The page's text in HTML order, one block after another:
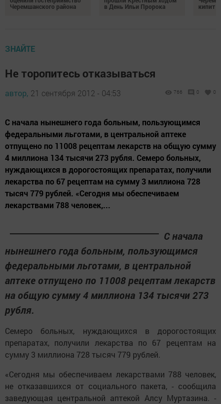
Черемшанского района
в День Ильи Пророка
кипит
ЗНАЙТЕ
Не торопитесь отказываться
автор, 21 сентября 2012 - 04:53 766 0 0
С начала нынешнего года больным, пользующимся
федеральными льготами, в центральной аптеке
отпущено по 11008 рецептам лекарств на общую сумму
4 миллиона 134 тысячи 273 рубля. Семеро больных,
нуждающихся в дорогостоящих препаратах, получили
лекарства по 67 рецептам на сумму 3 миллиона 728
тысяч 779 рублей. «Сегодня мы обеспечиваем
лекарствами 788 человек,...
С начала
нынешнего года больным, пользующимся
федеральными льготами, в центральной
аптеке отпущено по 11008 рецептам лекарств
на общую сумму 4 миллиона 134 тысячи 273
рубля.
Семеро больных, нуждающихся в дорогостоящих
препаратах, получили лекарства по 67 рецептам на
сумму 3 миллиона 728 тысяч 779 рублей.
«Сегодня мы обеспечиваем лекарствами 788 человек,
не отказавшихся от социального пакета, - сообщила
заведующая центральной аптекой Алсу Муртазина. -